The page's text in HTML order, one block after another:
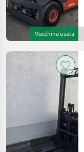
Macchina usata